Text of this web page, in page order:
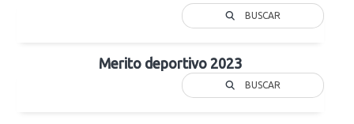
BUSCAR
Merito deportivo 2023
BUSCAR